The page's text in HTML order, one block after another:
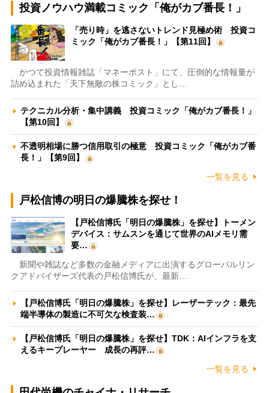
投資ノウハウ満載コミック「俺がカブ番長！」
「売り時」を逃さないトレンド見極め術 投資コ
ミック「俺がカブ番長！」【第11回】
かつて投資情報雑誌「マネーポスト」にて、圧倒的な情報量が
詰め込まれた「天下無敵の株コミック」とし…
テクニカル分析・集中講義 投資コミック「俺がカブ番長！」
【第10回】
不透明相場に勝つ信用取引の極意 投資コミック「俺がカブ番
長！」【第9回】
一覧を見る
戸松信博の明日の爆騰株を探せ！
【戸松信博氏「明日の爆騰株」を探せ】トーメン
デバイス：サムスンを通じて世界のAIメモリ需
要…
新聞や雑誌など多数の金融メディアに出演するグローバルリン
クアドバイザーズ代表の戸松信博氏が、最新…
【戸松信博氏「明日の爆騰株」を探せ】レーザーテック：最先
端半導体の製造に不可欠な検査装…
【戸松信博氏「明日の爆騰株」を探せ】TDK：AIインフラを支
えるキープレーヤー 成長の再評…
一覧を見る